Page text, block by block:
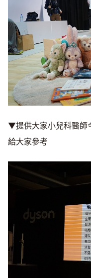
▼提供大家小兒科醫師
給大家參考